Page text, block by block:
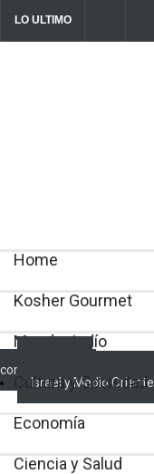
LO ULTIMO
Home
Kosher Gourmet
Mundo Judío
comunitaria
Israel y Medio Oriente
Cultura y Sociedad
Economía
Ciencia y Salud